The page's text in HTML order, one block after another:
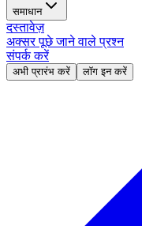
समाधान
दस्तावेज़
अक्सर पूछे जाने वाले प्रश्न
संपर्क करें
अभी प्रारंभ करें लॉग इन करें